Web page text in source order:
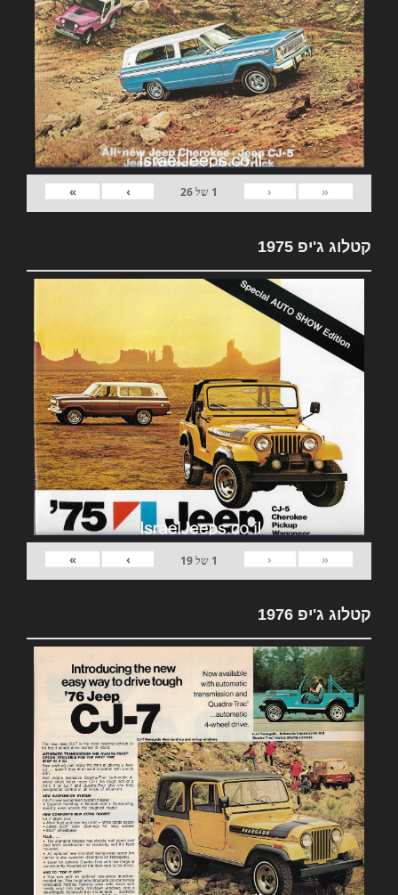
«
‹
1 של26
›
»
קטלוג ג'יפ 1975
«
‹
1 של19
›
»
קטלוג ג'יפ 1976